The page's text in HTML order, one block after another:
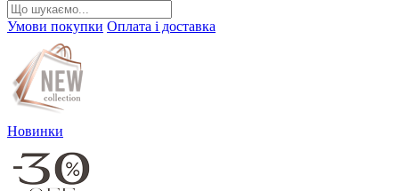
Умови покупки Оплата і доставка
Новинки